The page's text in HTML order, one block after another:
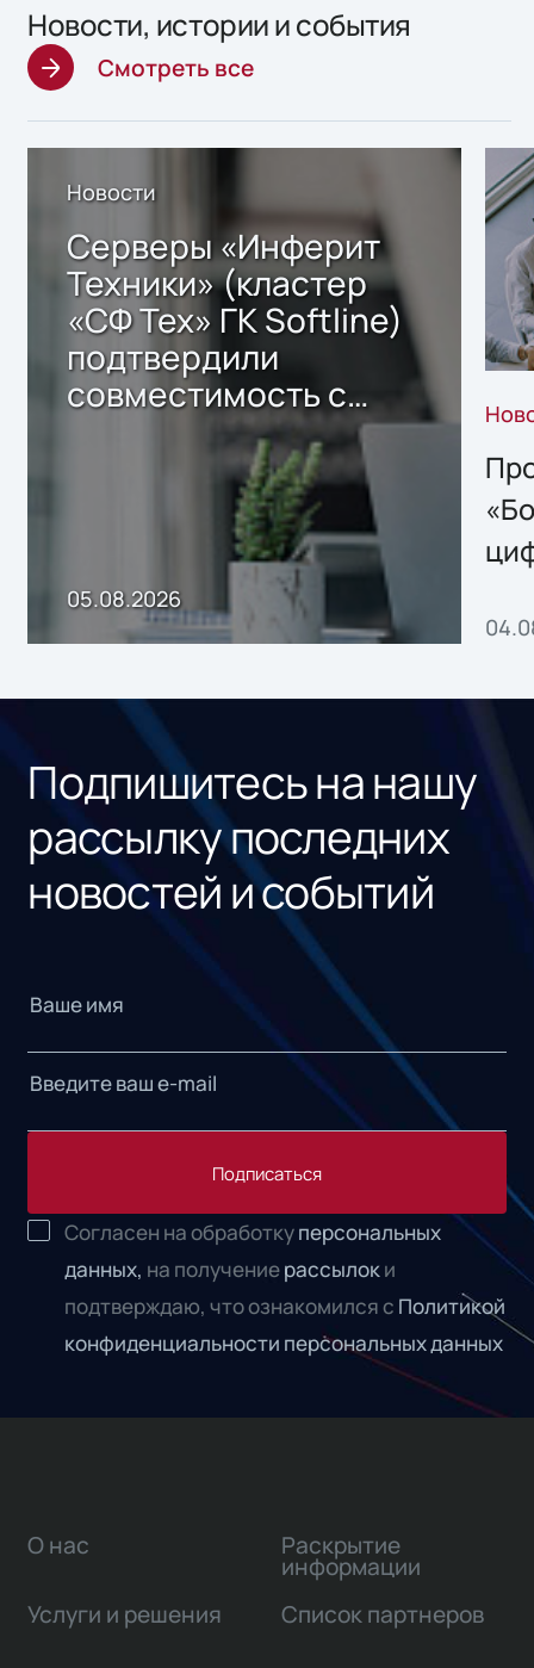
Новости, истории и события
Смотреть все
Новости
Серверы «Инферит
Техники» (кластер
«СФ Тех» ГК Softline)
подтвердили
совместимость с
решением Sharx
Storage 2.x для
хранения данных
05.08.2026
Подпишитесь на нашу
рассылку последних
новостей и событий
Подписаться
Согласен на обработкуперсональных
данных, на получениерассылоки
подтверждаю, что ознакомился с Политикой
конфиденциальности персональных данных
О нас
Услуги и решения
Раскрытие
информации
Список партнеров